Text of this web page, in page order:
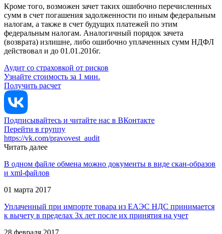
Кроме того, возможен зачет таких ошибочно перечисленных
сумм в счет погашения задолженности по иным федеральным
налогам, а также в счет будущих платежей по этим
федеральным налогам. Аналогичный порядок зачета
(возврата) излишне, либо ошибочно уплаченных сумм НДФЛ
действовал и до 01.01.2016г.
Аудит со страховкой от рисков
Узнайте стоимость за 1 мин.
Получить расчет
Подписывайтесь и читайте нас в ВКонтакте
Перейти в группу
https://vk.com/pravovest_audit
Читать далее
В одном файле обмена можно документы в виде скан-образов
и xml-файлов
01 марта 2017
Уплаченный при импорте товара из ЕАЭС НДС принимается
к вычету в пределах 3х лет после их принятия на учет
28 февраля 2017